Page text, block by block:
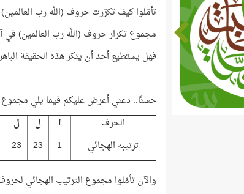
تأمّلوا كيف تكرّرت حروف (اللَّه رب
مجموع تكرار حروف (اللَّه رب العالمين) في آية التحدّي = 114
فهل يستطيع أحد أن ينكر هذه الحقيقة
حسنًا.. دعني أعرض عليكم فيما يلي مجموع
الحرف
ا ل ل
ترتيبه الهجائي
1
23
23
والآن تأمّلوا مجموع الترتيب الهجائي